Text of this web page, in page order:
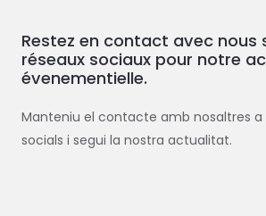
c
h
e
Restez en contact avec nous
réseaux sociaux pour notre
évenementielle.
Manteniu el contacte amb nosaltres a
socials i segui la nostra actualitat.